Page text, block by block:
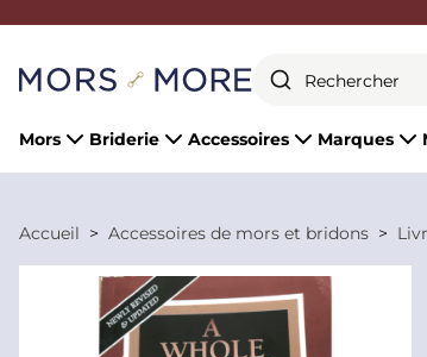
Mors Briderie Accessoires Marques
Accueil Accessoires de mors et bridons